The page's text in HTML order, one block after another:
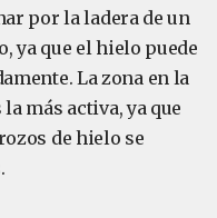
por la ladera de un
ya que el hielo puede
La zona en la
más activa, ya que
de hielo se